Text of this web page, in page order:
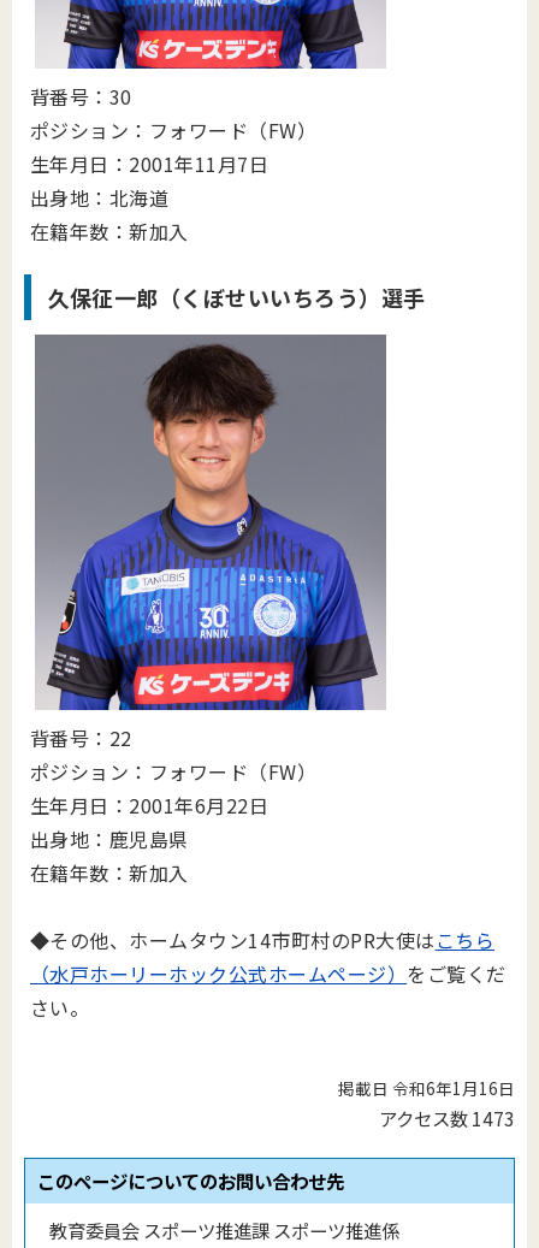
背番号：30
ポジション：フォワード（FW）
生年月日：2001年11月7日
出身地：北海道
在籍年数：新加入
久保征一郎（くぼせいいちろう）選手
背番号：22
ポジション：フォワード（FW）
生年月日：2001年6月22日
出身地：鹿児島県
在籍年数：新加入
◆その他、ホームタウン14市町村のPR大使はこちら
（水戸ホーリーホック公式ホームページ） をご覧くだ
さい。
掲載日 令和6年1月16日
アクセス数1473
このページについてのお問い合わせ先
教育委員会 スポーツ推進課 スポーツ推進係